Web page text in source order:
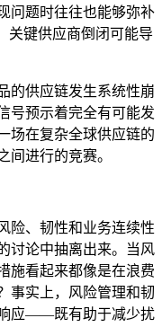
问题时往往也能够弥补
关键供应商倒闭可能导
的供应链发生系统性崩
号预示着完全有可能发
场在复杂全球供应链的
间进行的竞赛。
险、韧性和业务连续性
讨论中抽离出来。当风
施看起来都像是在浪费
事实上，风险管理和韧
应——既有助于减少扰